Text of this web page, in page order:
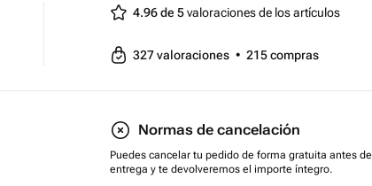
4.96 de 5valoraciones de los artículos
327valoraciones • 215compras
Normas de cancelación
Puedes cancelar tu pedido de forma gratuita antes
entrega y te devolveremos el importe íntegro.